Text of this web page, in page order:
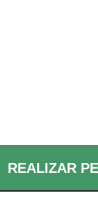
REALIZAR